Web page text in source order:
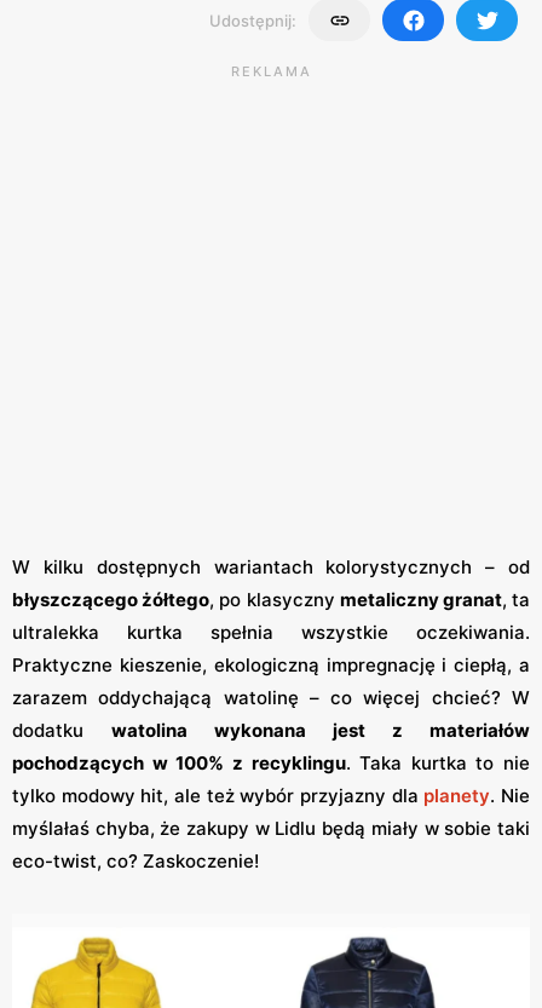
Udostępnij:
REKLAMA
W kilku dostępnych wariantach kolorystycznych – od
błyszczącego żółtego, po klasyczny metaliczny granat, ta
ultralekka kurtka spełnia wszystkie oczekiwania.
Praktyczne kieszenie, ekologiczną impregnację i ciepłą, a
zarazem oddychającą watolinę – co więcej chcieć? W
dodatku watolina wykonana jest z materiałów
pochodzących w 100% z recyklingu. Taka kurtka to nie
tylko modowy hit, ale też wybór przyjazny dla planety. Nie
myślałaś chyba, że zakupy w Lidlu będą miały w sobie taki
eco-twist, co? Zaskoczenie!